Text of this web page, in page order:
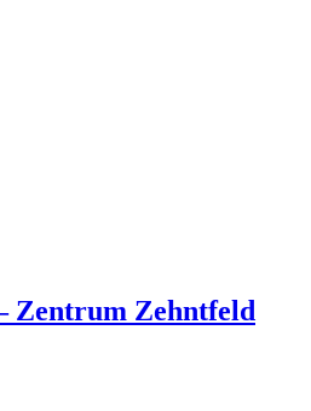
Zentrum Zehntfeld